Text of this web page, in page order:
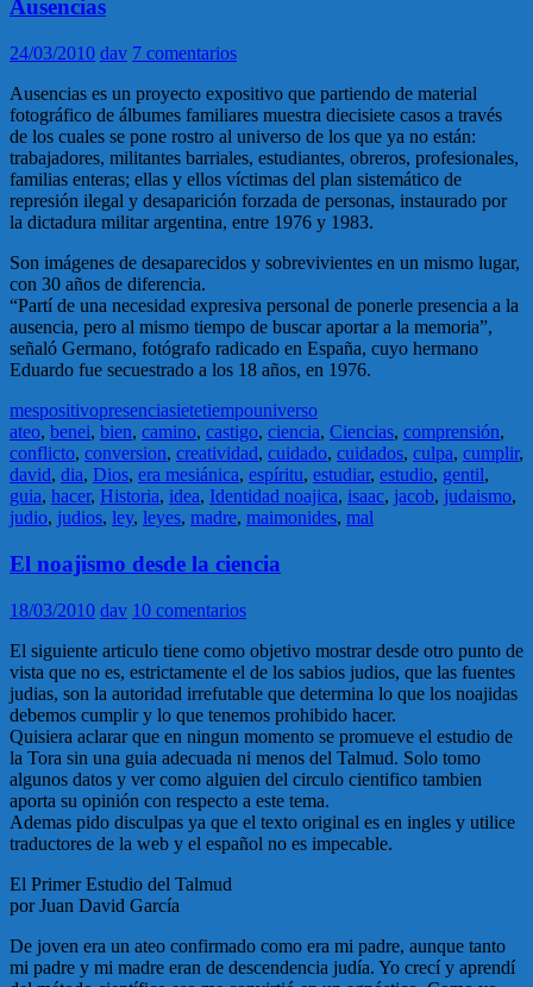
Ausencias
24/03/2010 dav 7 comentarios
Ausencias es un proyecto expositivo que partiendo de material
fotográfico de álbumes familiares muestra diecisiete casos a través
de los cuales se pone rostro al universo de los que ya no están:
trabajadores, militantes barriales, estudiantes, obreros, profesionales,
familias enteras; ellas y ellos víctimas del plan sistemático de
represión ilegal y desaparición forzada de personas, instaurado por
la dictadura militar argentina, entre 1976 y 1983.
Son imágenes de desaparecidos y sobrevivientes en un mismo lugar,
con 30 años de diferencia.
“Partí de una necesidad expresiva personal de ponerle presencia a la
ausencia, pero al mismo tiempo de buscar aportar a la memoria”,
señaló Germano, fotógrafo radicado en España, cuyo hermano
Eduardo fue secuestrado a los 18 años, en 1976.
mespositivopresenciasietetiempouniverso
ateo, benei, bien, camino, castigo, ciencia, Ciencias, comprensión,
conflicto, conversion, creatividad, cuidado, cuidados, culpa, cumplir,
david, dia, Dios, era mesiánica, espíritu, estudiar, estudio, gentil,
guia, hacer, Historia, idea, Identidad noajica, isaac, jacob, judaismo,
judio, judios, ley, leyes, madre, maimonides, mal
El noajismo desde la ciencia
18/03/2010 dav 10 comentarios
El siguiente articulo tiene como objetivo mostrar desde otro punto de
vista que no es, estrictamente el de los sabios judios, que las fuentes
judias, son la autoridad irrefutable que determina lo que los noajidas
debemos cumplir y lo que tenemos prohibido hacer.
Quisiera aclarar que en ningun momento se promueve el estudio de
la Tora sin una guia adecuada ni menos del Talmud. Solo tomo
algunos datos y ver como alguien del circulo cientifico tambien
aporta su opinión con respecto a este tema.
Ademas pido disculpas ya que el texto original es en ingles y utilice
traductores de la web y el español no es impecable.
El Primer Estudio del Talmud
por Juan David García
De joven era un ateo confirmado como era mi padre, aunque tanto
mi padre y mi madre eran de descendencia judía. Yo crecí y aprendí